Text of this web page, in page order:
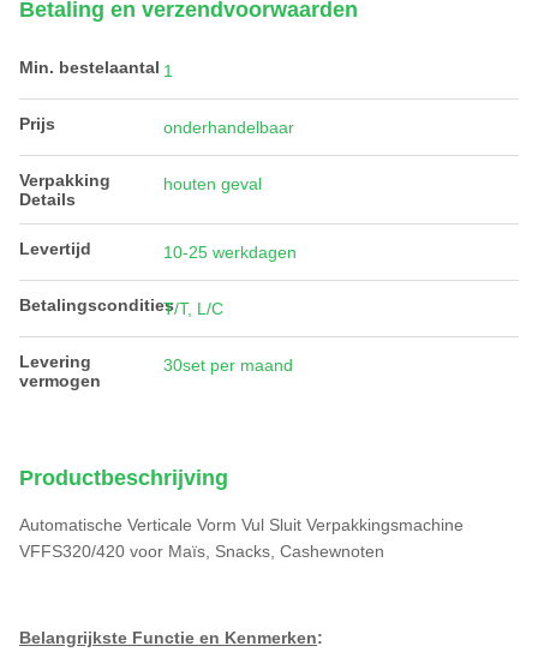
Betaling en verzendvoorwaarden
Min. bestelaantal 1
Prijs onderhandelbaar
Verpakking
Details
houten geval
Levertijd 10-25 werkdagen
BetalingsconditiesT/T, L/C
Levering
vermogen
30set per maand
Productbeschrijving
Automatische Verticale Vorm Vul Sluit Verpakkingsmachine
VFFS320/420 voor Maïs, Snacks, Cashewnoten
Belangrijkste Functie en Kenmerken: